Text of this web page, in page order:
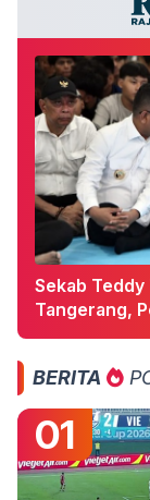
Sekab Teddy
Tangerang,
BERITA
01